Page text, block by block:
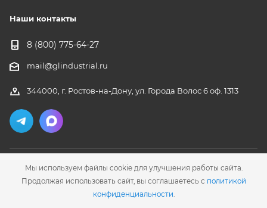
Наши контакты
8 (800) 775-64-27
mail@glindustrial.ru
344000, г. Ростов-на-Дону, ул. Города Волос 6 оф. 1313
2026 © ООО "ГЛ Инжиниринг"
Мы используем файлы cookie для улучшения работы сайта.
Продолжая использовать сайт, вы соглашаетесь с политикой
конфиденциальности.